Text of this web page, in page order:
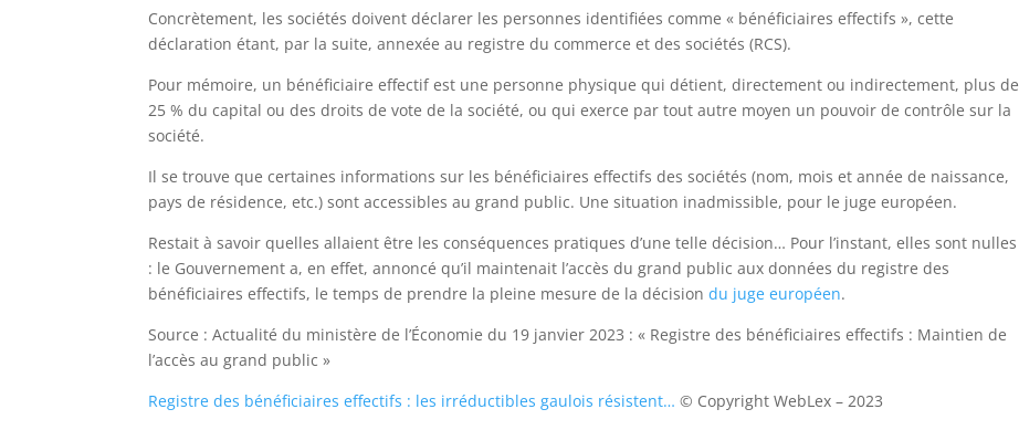
Concrètement, les sociétés doivent déclarer les personnes identifiées comme « bénéficiaires effectifs », cette
déclaration étant, par la suite, annexée au registre du commerce et des sociétés (RCS).
Pour mémoire, un bénéficiaire effectif est une personne physique qui détient, directement ou indirectement, plus de
25 % du capital ou des droits de vote de la société, ou qui exerce par tout autre moyen un pouvoir de contrôle sur la
société.
Il se trouve que certaines informations sur les bénéficiaires effectifs des sociétés (nom, mois et année de naissance,
pays de résidence, etc.) sont accessibles au grand public. Une situation inadmissible, pour le juge européen.
Restait à savoir quelles allaient être les conséquences pratiques d’une telle décision… Pour l’instant, elles sont nulles
: le Gouvernement a, en effet, annoncé qu’il maintenait l’accès du grand public aux données du registre des
bénéficiaires effectifs, le temps de prendre la pleine mesure de la décisiondu juge européen.
Source : Actualité du ministère de l’Économie du 19 janvier 2023 : « Registre des bénéficiaires effectifs : Maintien de
l’accès au grand public »
Registre des bénéficiaires effectifs : les irréductibles gaulois résistent… © Copyright WebLex – 2023